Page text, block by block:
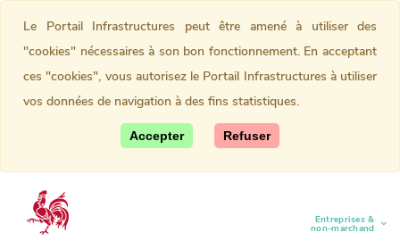
Entreprises &
non-marchand
(current)
Le Portail Infrastructures peut être amené à utiliser des
"cookies" nécessaires à son bon fonctionnement. En acceptant
ces "cookies", vous autorisez le Portail Infrastructures à utiliser
vos données de navigation à des fins statistiques.
Accepter Refuser